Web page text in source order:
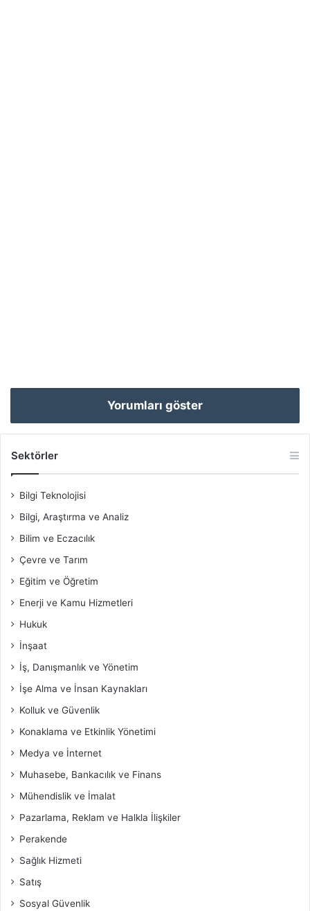
Yorumları göster
Sektörler
Bilgi Teknolojisi
Bilgi, Araştırma ve Analiz
Bilim ve Eczacılık
Çevre ve Tarım
Eğitim ve Öğretim
Enerji ve Kamu Hizmetleri
Hukuk
İnşaat
İş, Danışmanlık ve Yönetim
İşe Alma ve İnsan Kaynakları
Kolluk ve Güvenlik
Konaklama ve Etkinlik Yönetimi
Medya ve İnternet
Muhasebe, Bankacılık ve Finans
Mühendislik ve İmalat
Pazarlama, Reklam ve Halkla İlişkiler
Perakende
Sağlık Hizmeti
Satış
Sosyal Güvenlik